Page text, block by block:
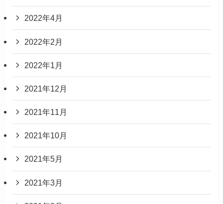
2022年4月
2022年2月
2022年1月
2021年12月
2021年11月
2021年10月
2021年5月
2021年3月